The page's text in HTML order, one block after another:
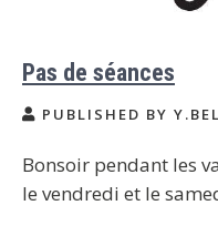
Pas de séances
PUBLISHED BY
Bonsoir pendant les
le vendredi et le